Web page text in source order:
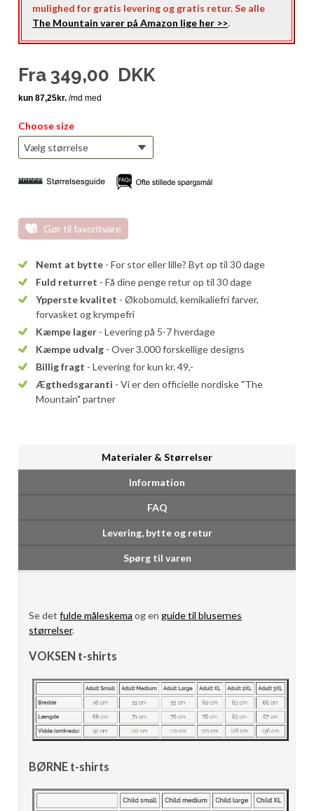
mulighed for gratis levering og gratis retur. Se alle
The Mountain varer på Amazon lige her >>.
Fra 349,00 DKK
Choose size
Gør til favoritvare
Nemt at bytte - For stor eller lille? Byt op til 30 dage
Fuld returret - Få dine penge retur op til 30 dage
Ypperste kvalitet - Økobomuld, kemikaliefri farver,
forvasket og krympefri
Kæmpe lager - Levering på 5-7 hverdage
Kæmpe udvalg - Over 3.000 forskellige designs
Billig fragt - Levering for kun kr. 49,-
Ægthedsgaranti - Vi er den officielle nordiske "The
Mountain" partner
Materialer & Størrelser
Information
FAQ
Levering, bytte og retur
Spørg til varen
Se detfulde måleskema og enguide til blusernes
størrelser.
VOKSEN t-shirts
BØRNE t-shirts